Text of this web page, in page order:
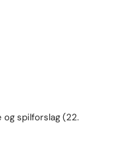
og spilforslag (22.